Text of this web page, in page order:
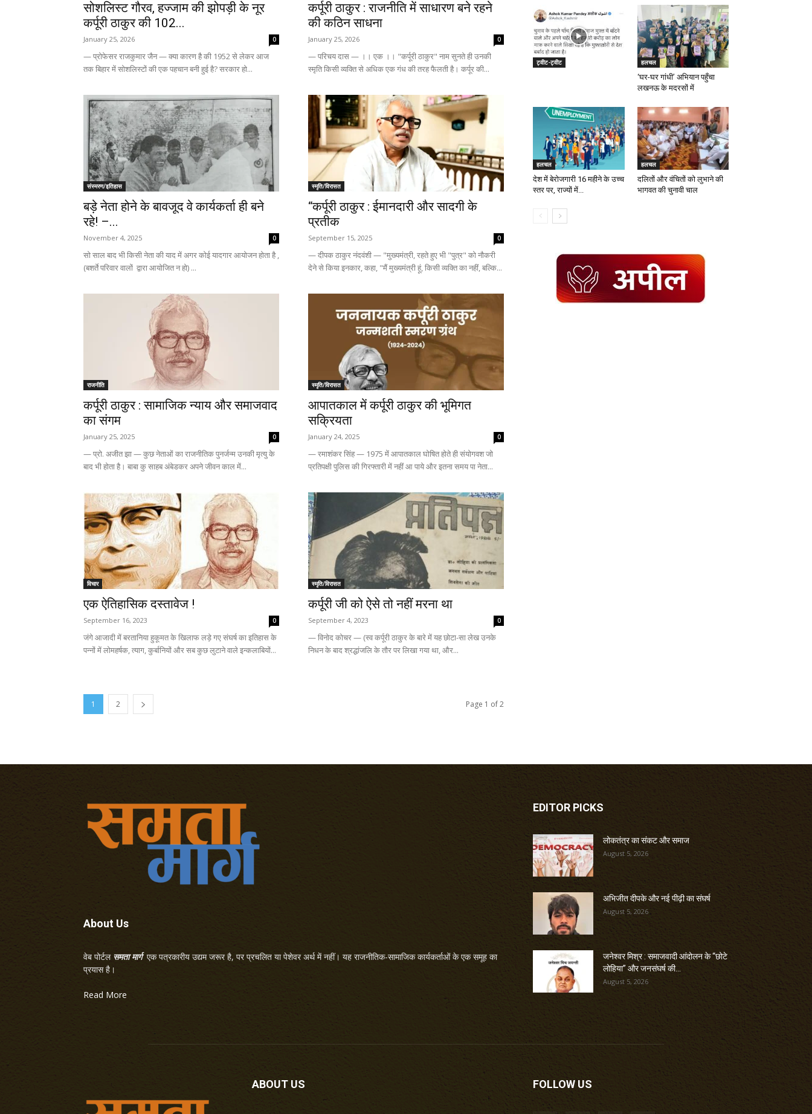
सोशलिस्ट गौरव, हज्जाम की झोपड़ी के नूर
कर्पूरी ठाकुर‌ की 102...
January 25, 2026 0
— प्रोफेसर राजकुमार जैन — क्या कारण है की 1952 से लेकर आज
तक बिहार में सोशलिस्टों की एक पहचान बनी हुई है? सरकार हो...
कर्पूरी ठाकुर : राजनीति में साधारण बने रहने
की कठिन साधना
January 25, 2026 0
— परिचय दास — ।। एक ।। "कर्पूरी ठाकुर" नाम सुनते ही उनकी
स्मृति किसी व्यक्ति से अधिक एक गंध की तरह फैलती है। कर्पूर की...
संस्मरण/इतिहास
बड़े नेता होने के बावजूद वे कार्यकर्ता ही बने
रहे‌! –...
November 4, 2025 0
सो साल बाद भी किसी नेता की याद में अगर कोई‌ यादगार आयोजन होता है ,
(बशर्ते परिवार वालों ‌ द्वारा आयोजित न हो) ‌...
स्मृति/विरासत
“कर्पूरी ठाकुर : ईमानदारी और सादगी के
प्रतीक
September 15, 2025 0
— दीपक ठाकुर नंदवंशी​ — "मुख्यमंत्री, रहते हुए भी "पुत्र" को नौकरी
देने से किया इनकार, कहा, "मैं मुख्यमंत्री हूं, किसी व्यक्ति का नहीं, बल्कि...
राजनीति
कर्पूरी ठाकुर : सामाजिक न्याय और समाजवाद
का संगम
January 25, 2025 0
— प्रो. अजीत झा — कुछ नेताओं का राजनीतिक पुनर्जन्म उनकी मृत्यु के
बाद भी होता है। बाबा कु साहब अंबेडकर अपने जीवन काल में...
स्मृति/विरासत
आपातकाल में कर्पूरी ठाकुर की भूमिगत
सक्रियता
January 24, 2025 0
— रमाशंकर सिंह — 1975 में आपातकाल घोषित होते ही संयोगवश जो
प्रतिपक्षी पुलिस की गिरफ्तारी में नहीं आ पाये और इतना समय पा नेता...
विचार
एक ऐतिहासिक दस्तावेज !
September 16, 2023 0
जंगे आजादी में बरतानिया हुकूमत के खिलाफ लड़े गए संघर्ष का इतिहास के
पन्नों में लोमहर्षक, त्याग, कुर्बानियों और सब कुछ लुटाने वाले इन्कलाबियों...
स्मृति/विरासत
कर्पूरी जी को ऐसे तो नहीं मरना था
September 4, 2023 0
— विनोद कोचर — (स्व कर्पूरी ठाकुर के बारे में यह छोटा-सा लेख उनके
निधन के बाद श्रद्धांजलि के तौर पर लिखा गया था, और...
1 2 Page 1 of 2
ट्वीट-ट्वीट हलचल
‘घर-घर गांधी’ अभियान पहुँचा
लखनऊ के मदरसों में
हलचल
देश में बेरोजगारी 16 महीने के उच्च
स्तर पर, राज्यों में...
हलचल
दलितों और वंचितों को लुभाने की
भागवत की चुनावी चाल
About Us
वेब पोर्टल समता मार्गएक पत्रकारीय उद्यम जरूर है, पर प्रचलित या पेशेवर अर्थ में नहीं। यह राजनीतिक-सामाजिक कार्यकर्ताओं के एक समूह का
प्रयास है।
Read More
EDITOR PICKS
लोकतंत्र का संकट और समाज
August 5, 2026
अभिजीत दीपके और नई पीढ़ी का संघर्ष
August 5, 2026
जनेश्वर मिश्र : समाजवादी आंदोलन के “छोटे
लोहिया” और जनसंघर्ष की...
August 5, 2026
ABOUT US FOLLOW US